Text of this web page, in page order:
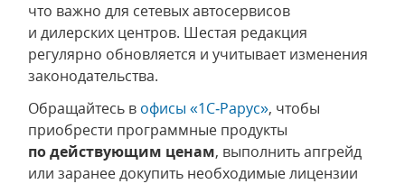
что важно для сетевых автосервисов
и дилерских центров. Шестая редакция
регулярно обновляется и учитывает изменения
законодательства.
Обращайтесь в офисы «1С‑Рарус», чтобы
приобрести программные продукты
по действующим ценам, выполнить апгрейд
или заранее докупить необходимые лицензии